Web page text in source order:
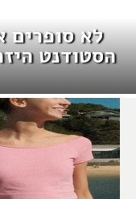
לא סופרים
הסטודנט